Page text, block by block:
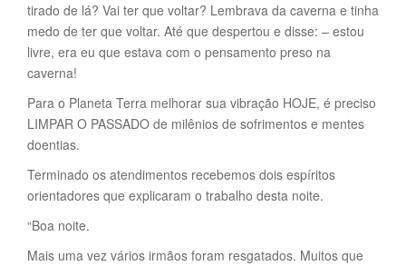
tirado de lá? Vai ter que voltar? Lembrava da caverna e tinha
medo de ter que voltar. Até que despertou e disse: – estou
livre, era eu que estava com o pensamento preso na
caverna!
Para o Planeta Terra melhorar sua vibração HOJE, é preciso
LIMPAR O PASSADO de milênios de sofrimentos e mentes
doentias.
Terminado os atendimentos recebemos dois espíritos
orientadores que explicaram o trabalho desta noite.
“Boa noite.
Mais uma vez vários irmãos foram resgatados. Muitos que